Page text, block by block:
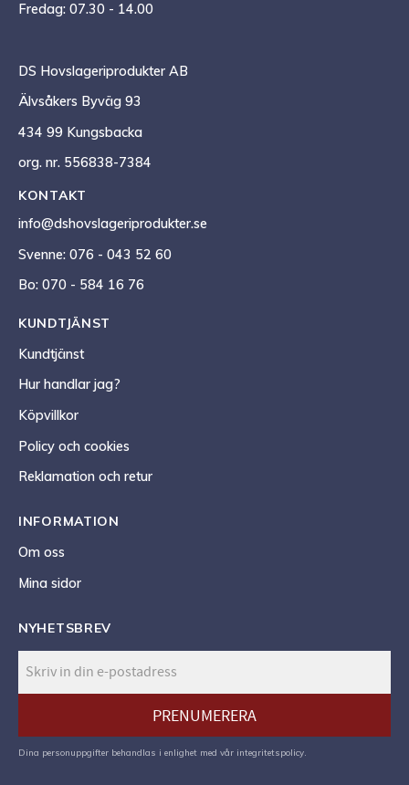
Fredag: 07.30 - 14.00
DS Hovslageriprodukter AB
Älvsåkers Byväg 93
434 99 Kungsbacka
org. nr. 556838-7384
KONTAKT
info@dshovslageriprodukter.se
Svenne: 076 - 043 52 60
Bo: 070 - 584 16 76
KUNDTJÄNST
Kundtjänst
Hur handlar jag?
Köpvillkor
Policy och cookies
Reklamation och retur
INFORMATION
Om oss
Mina sidor
NYHETSBREV
PRENUMERERA
Dina personuppgifter behandlas i enlighet med vår integritetspolicy.